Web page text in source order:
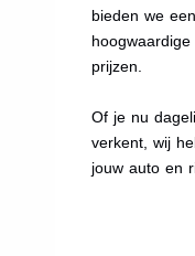
bieden we
prijzen.
Of je nu
verkent, wij
jouw auto en